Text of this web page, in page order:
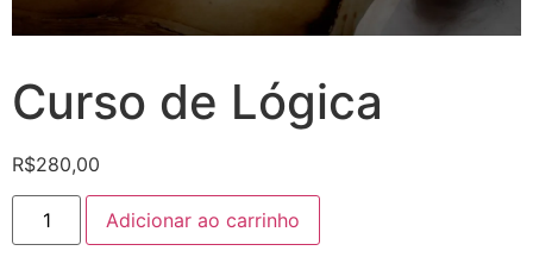
Curso de Lógica
R$280,00
Adicionar ao carrinho